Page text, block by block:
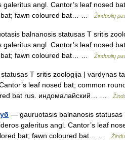
angl. Cantor’s leaf nosed
bat; fawn coloured bat… …
Žinduolių
balnanosis statusas T sritis
angl. Cantor’s leaf nosed
bat; fawn coloured bat… …
Žinduolių
T sritis zoologija | vardynas
leaf nosed bat; common
bat rus. индомалайский… …
— gauruotasis balnanosis statusas
galeritus angl. Cantor’s leaf
bat; fawn coloured bat… …